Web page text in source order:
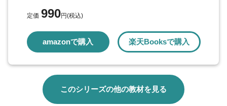
定価 990円(税込)
amazonで購入 楽天Booksで購入
このシリーズの他の教材を見る